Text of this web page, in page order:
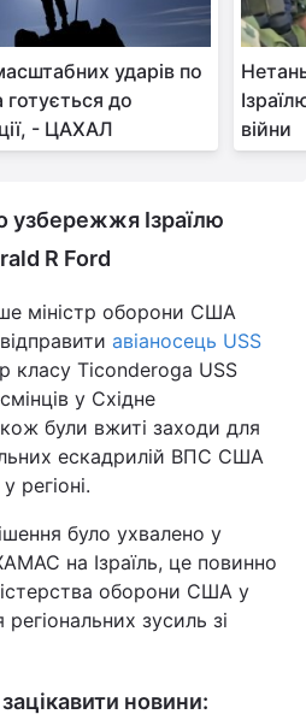
ударів по
до
- ЦАХАЛ
війни
узбережжя Ізраїлю
R Ford
міністр оборони США
авіаносець USS
класу Ticonderoga USS
у Східне
були вжиті заходи для
ескадрилій ВПС США
регіоні.
було ухвалено у
на Ізраїль, це повинно
оборони США у
зусиль зі
новини: